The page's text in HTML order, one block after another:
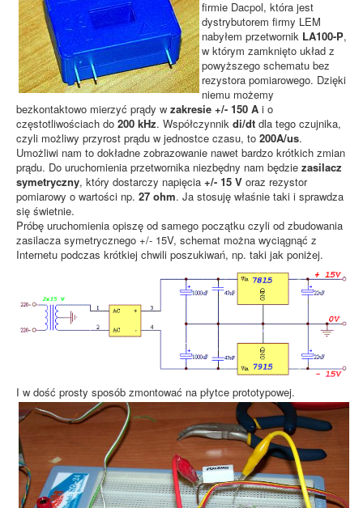
firmie Dacpol, która jest
dystrybutorem firmy LEM
nabyłem przetwornik LA100-P,
w którym zamknięto układ z
powyższego schematu bez
rezystora pomiarowego. Dzięki
niemu możemy
bezkontaktowo mierzyć prądy w zakresie +/- 150 A i o
częstotliwościach do 200 kHz. Współczynnik di/dt dla tego czujnika,
czyli możliwy przyrost prądu w jednostce czasu, to 200A/us.
Umożliwi nam to dokładne zobrazowanie nawet bardzo krótkich zmian
prądu. Do uruchomienia przetwornika niezbędny nam będzie zasilacz
symetryczny, który dostarczy napięcia +/- 15 V oraz rezystor
pomiarowy o wartości np. 27 ohm. Ja stosuję właśnie taki i sprawdza
się świetnie.
Próbę uruchomienia opiszę od samego początku czyli od zbudowania
zasilacza symetrycznego +/- 15V, schemat można wyciągnąć z
Internetu podczas krótkiej chwili poszukiwań, np. taki jak poniżej.
I w dość prosty sposób zmontować na płytce prototypowej.